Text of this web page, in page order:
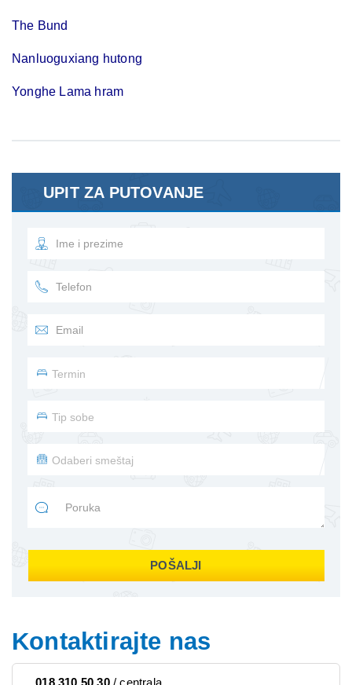
The Bund
Nanluoguxiang hutong
Yonghe Lama hram
UPIT ZA PUTOVANJE
POŠALJI
Kontaktirajte nas